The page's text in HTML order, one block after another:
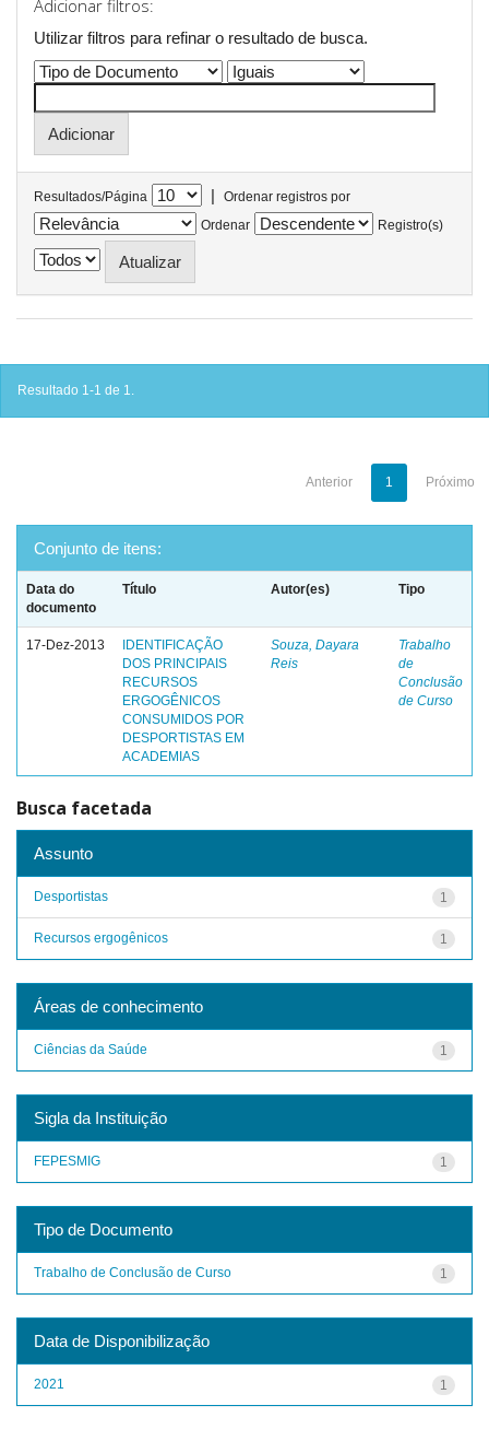
Adicionar filtros:
Utilizar filtros para refinar o resultado de busca.
Resultados/Página |
Ordenar registros por
Ordenar
Registro(s)
Resultado 1-1 de 1.
Anterior 1 Próximo
Conjunto de itens:
Data do
documento
Título Autor(es) Tipo
17-Dez-2013
IDENTIFICAÇÃO
DOS PRINCIPAIS
RECURSOS
ERGOGÊNICOS
CONSUMIDOS POR
DESPORTISTAS EM
ACADEMIAS
Souza, Dayara
Reis
Trabalho
de
Conclusão
de Curso
Busca facetada
Assunto
1
Desportistas
1
Recursos ergogênicos
Áreas de conhecimento
1
Ciências da Saúde
Sigla da Instituição
1
FEPESMIG
Tipo de Documento
1
Trabalho de Conclusão de Curso
Data de Disponibilização
1
2021